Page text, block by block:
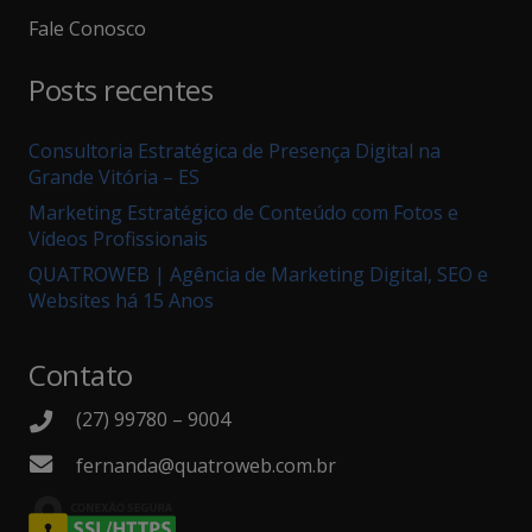
Fale Conosco
Posts recentes
Consultoria Estratégica de Presença Digital na
Grande Vitória – ES
Marketing Estratégico de Conteúdo com Fotos e
Vídeos Profissionais
QUATROWEB | Agência de Marketing Digital, SEO e
Websites há 15 Anos
Contato
(27) 99780 – 9004
fernanda@quatroweb.com.br